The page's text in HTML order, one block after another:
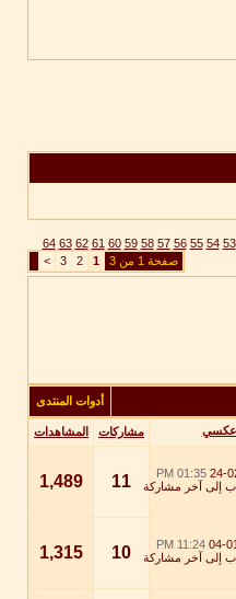
53
54
55
56
57
58
59
60
61
62
63
64
صفحة 1 من 3
1
2
3
>
أدوات المنتدى
مشاركات المشاهدات
24-
01:35 PM
11
1,489
04-
11:24 PM
10
1,315